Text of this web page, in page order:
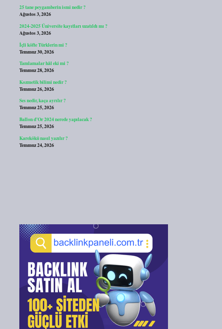
25 tane peygamberin ismi nedir ?
Ağustos 3, 2026
2024-2025 Üniversite kayıtları uzatıldı mı ?
Ağustos 3, 2026
İçli köfte Türklerin mi ?
Temmuz 30, 2026
Tamlamalar hâl eki mi ?
Temmuz 28, 2026
Kozmetik bilimi nedir ?
Temmuz 26, 2026
Ses nedir, kaça ayrılır ?
Temmuz 25, 2026
Ballon d’Or 2024 nerede yapılacak ?
Temmuz 25, 2026
Karekökü nasıl yazılır ?
Temmuz 24, 2026